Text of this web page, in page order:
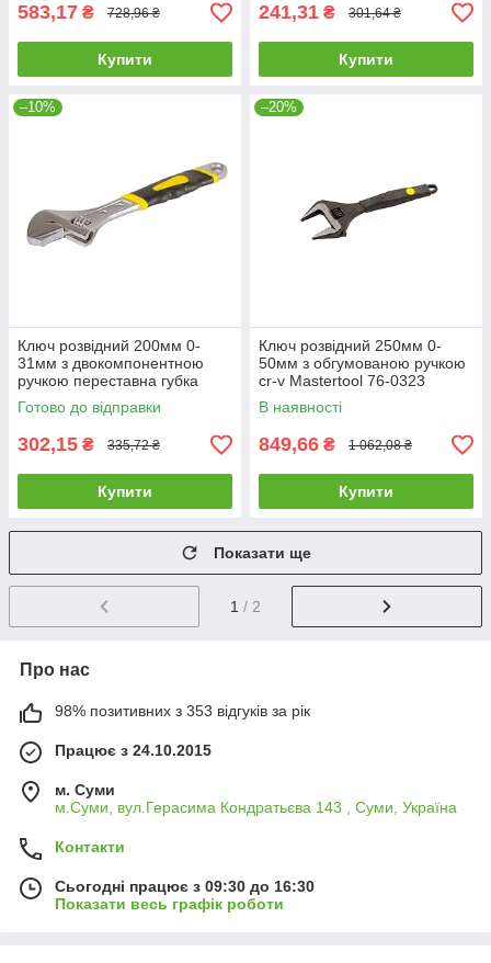
583,17 ₴ 728,96 ₴
Купити
241,31 ₴ 301,64 ₴
Купити
–10%
Ключ розвідний 200мм 0-
31мм з двокомпонентною
ручкою переставна губка
Mastertool 76-0422
Готово до відправки
302,15 ₴ 335,72 ₴
Купити
–20%
Ключ розвідний 250мм 0-
50мм з обгумованою ручкою
cr-v Mastertool 76-0323
В наявності
849,66 ₴ 1 062,08 ₴
Купити
Показати ще
1 / 2
Про нас
98% позитивних з 353 відгуків за рік
Працює з 24.10.2015
м. Суми
м.Суми, вул.Герасима Кондратьєва 143 , Суми, Україна
Контакти
Сьогодні працює з 09:30 до 16:30
Показати весь графік роботи